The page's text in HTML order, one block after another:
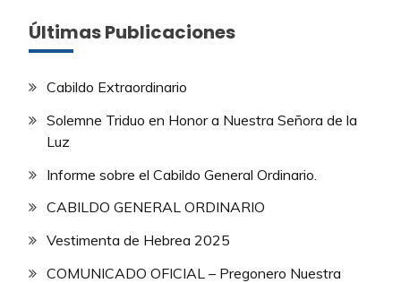
Últimas Publicaciones
Cabildo Extraordinario
Solemne Triduo en Honor a Nuestra Señora de la
Luz
Informe sobre el Cabildo General Ordinario.
CABILDO GENERAL ORDINARIO
Vestimenta de Hebrea 2025
COMUNICADO OFICIAL – Pregonero Nuestra